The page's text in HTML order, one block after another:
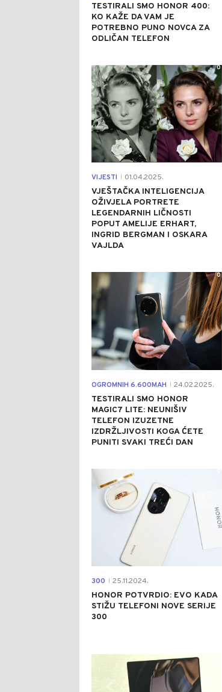
TESTIRALI SMO HONOR 400:
KO KAŽE DA VAM JE
POTREBNO PUNO NOVCA ZA
ODLIČAN TELEFON
VIJESTI 01.04.2025.
VJEŠTAČKA INTELIGENCIJA
OŽIVJELA PORTRETE
LEGENDARNIH LIČNOSTI
POPUT AMELIJE ERHART,
INGRID BERGMAN I OSKARA
VAJLDA
0
OGROMNIH 6.600MAH 24.02.2025.
TESTIRALI SMO HONOR
MAGIC7 LITE: NEUNIŠIV
TELEFON IZUZETNE
IZDRŽLJIVOSTI KOGA ĆETE
PUNITI SVAKI TREĆI DAN
0
300 25.11.2024.
HONOR POTVRDIO: EVO KADA
STIŽU TELEFONI NOVE SERIJE
300